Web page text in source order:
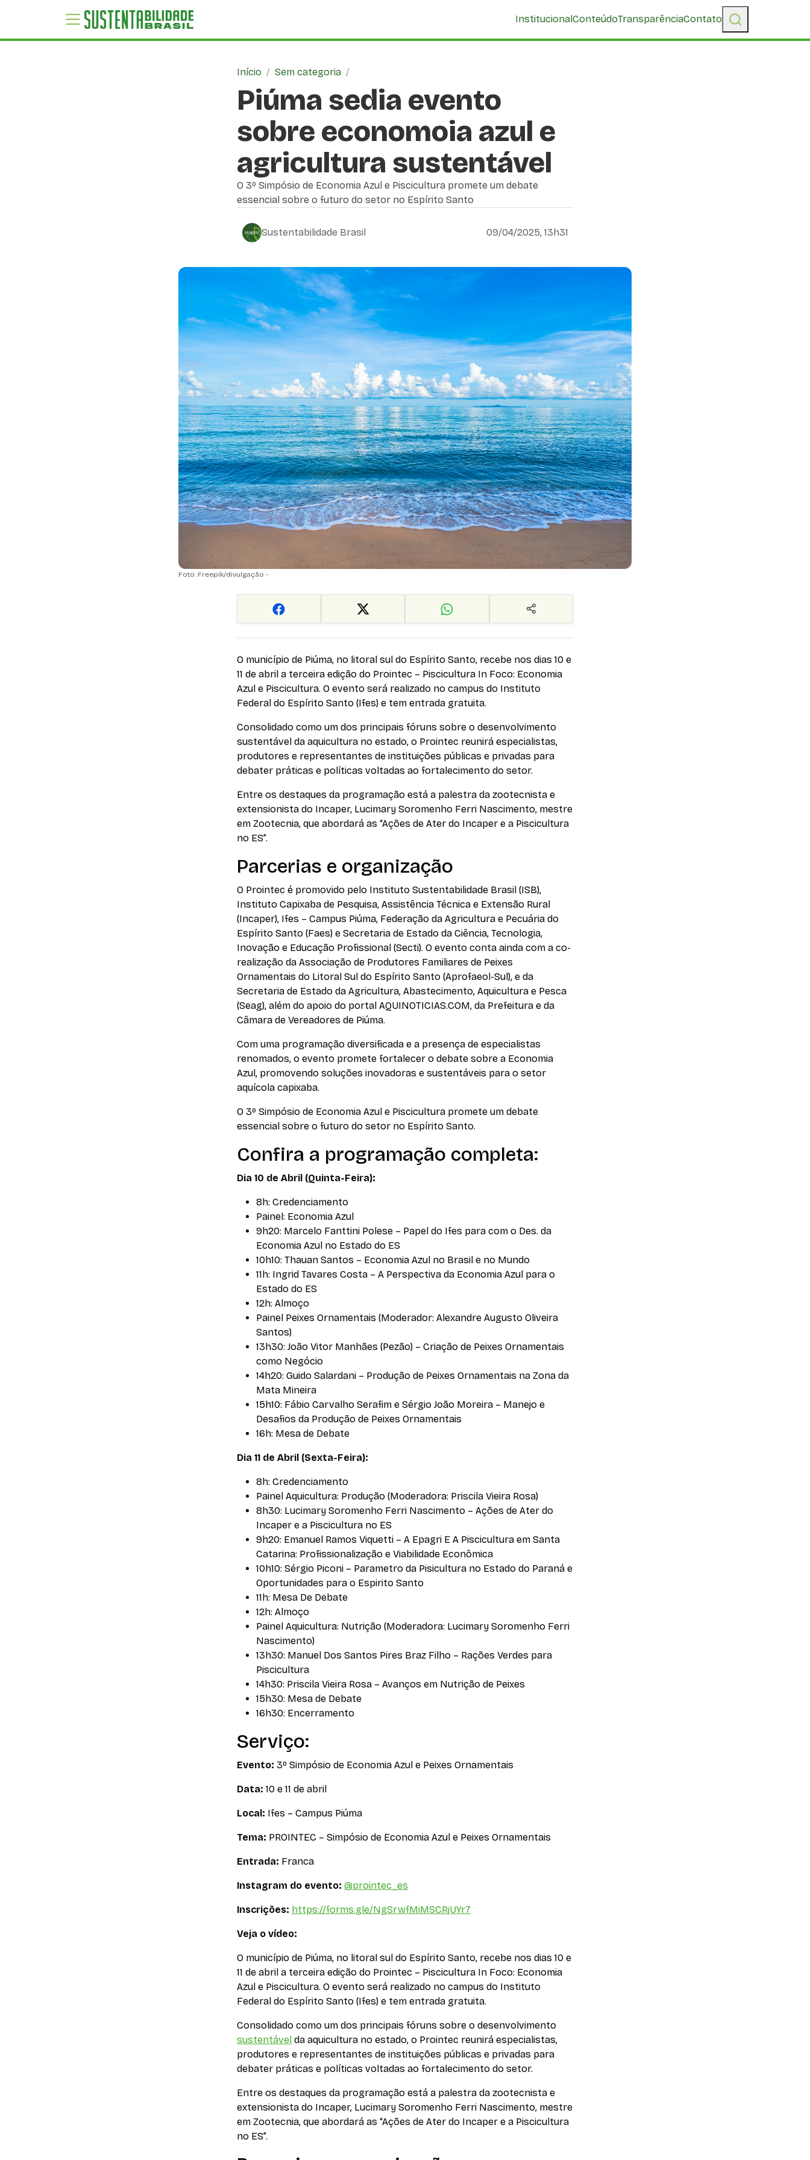
InstitucionalConteúdoTransparênciaContato
Início / Sem categoria /
Piúma sedia evento
sobre economoia azul e
agricultura sustentável
O 3º Simpósio de Economia Azul e Piscicultura promete um debate
essencial sobre o futuro do setor no Espírito Santo
Sustentabilidade Brasil 09/04/2025, 13h31
Foto: Freepik/divulgação -
O município de Piúma, no litoral sul do Espírito Santo, recebe nos dias 10 e
11 de abril a terceira edição do Prointec – Piscicultura In Foco: Economia
Azul e Piscicultura. O evento será realizado no campus do Instituto
Federal do Espírito Santo (Ifes) e tem entrada gratuita.
Consolidado como um dos principais fóruns sobre o desenvolvimento
sustentável da aquicultura no estado, o Prointec reunirá especialistas,
produtores e representantes de instituições públicas e privadas para
debater práticas e políticas voltadas ao fortalecimento do setor.
Entre os destaques da programação está a palestra da zootecnista e
extensionista do Incaper, Lucimary Soromenho Ferri Nascimento, mestre
em Zootecnia, que abordará as “Ações de Ater do Incaper e a Piscicultura
no ES”.
Parcerias e organização
O Prointec é promovido pelo Instituto Sustentabilidade Brasil (ISB),
Instituto Capixaba de Pesquisa, Assistência Técnica e Extensão Rural
(Incaper), Ifes – Campus Piúma, Federação da Agricultura e Pecuária do
Espírito Santo (Faes) e Secretaria de Estado da Ciência, Tecnologia,
Inovação e Educação Profissional (Secti). O evento conta ainda com a co-
realização da Associação de Produtores Familiares de Peixes
Ornamentais do Litoral Sul do Espírito Santo (Aprofaeol-Sul), e da
Secretaria de Estado da Agricultura, Abastecimento, Aquicultura e Pesca
(Seag), além do apoio do portal AQUINOTICIAS.COM, da Prefeitura e da
Câmara de Vereadores de Piúma.
Com uma programação diversificada e a presença de especialistas
renomados, o evento promete fortalecer o debate sobre a Economia
Azul, promovendo soluções inovadoras e sustentáveis para o setor
aquícola capixaba.
O 3º Simpósio de Economia Azul e Piscicultura promete um debate
essencial sobre o futuro do setor no Espírito Santo.
Confira a programação completa:
Dia 10 de Abril (Quinta-Feira):
8h: Credenciamento
Painel: Economia Azul
9h20: Marcelo Fanttini Polese – Papel do Ifes para com o Des. da
Economia Azul no Estado do ES
10h10: Thauan Santos – Economia Azul no Brasil e no Mundo
11h: Ingrid Tavares Costa – A Perspectiva da Economia Azul para o
Estado do ES
12h: Almoço
Painel Peixes Ornamentais (Moderador: Alexandre Augusto Oliveira
Santos)
13h30: João Vitor Manhães (Pezão) – Criação de Peixes Ornamentais
como Negócio
14h20: Guido Salardani – Produção de Peixes Ornamentais na Zona da
Mata Mineira
15h10: Fábio Carvalho Serafim e Sérgio João Moreira – Manejo e
Desafios da Produção de Peixes Ornamentais
16h: Mesa de Debate
Dia 11 de Abril (Sexta-Feira):
8h: Credenciamento
Painel Aquicultura: Produção (Moderadora: Priscila Vieira Rosa)
8h30: Lucimary Soromenho Ferri Nascimento – Ações de Ater do
Incaper e a Piscicultura no ES
9h20: Emanuel Ramos Viquetti – A Epagri E A Piscicultura em Santa
Catarina: Profissionalização e Viabilidade Econômica
10h10: Sérgio Piconi – Parametro da Pisicultura no Estado do Paraná e
Oportunidades para o Espirito Santo
11h: Mesa De Debate
12h: Almoço
Painel Aquicultura: Nutrição (Moderadora: Lucimary Soromenho Ferri
Nascimento)
13h30: Manuel Dos Santos Pires Braz Filho – Rações Verdes para
Piscicultura
14h30: Priscila Vieira Rosa – Avanços em Nutrição de Peixes
15h30: Mesa de Debate
16h30: Encerramento
Serviço:
Evento: 3º Simpósio de Economia Azul e Peixes Ornamentais
Data: 10 e 11 de abril
Local: Ifes – Campus Piúma
Tema: PROINTEC – Simpósio de Economia Azul e Peixes Ornamentais
Entrada: Franca
Instagram do evento: @prointec_es
Inscrições: https://forms.gle/NgSrwfMiMSCRjUYr7
Veja o vídeo:
O município de Piúma, no litoral sul do Espírito Santo, recebe nos dias 10 e
11 de abril a terceira edição do Prointec – Piscicultura In Foco: Economia
Azul e Piscicultura. O evento será realizado no campus do Instituto
Federal do Espírito Santo (Ifes) e tem entrada gratuita.
Consolidado como um dos principais fóruns sobre o desenvolvimento
sustentável da aquicultura no estado, o Prointec reunirá especialistas,
produtores e representantes de instituições públicas e privadas para
debater práticas e políticas voltadas ao fortalecimento do setor.
Entre os destaques da programação está a palestra da zootecnista e
extensionista do Incaper, Lucimary Soromenho Ferri Nascimento, mestre
em Zootecnia, que abordará as “Ações de Ater do Incaper e a Piscicultura
no ES”.